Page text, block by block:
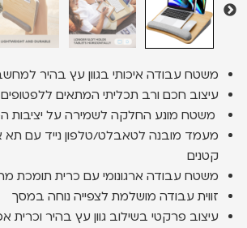
משטח עבודה איכותי בגוון עץ בהיר
עיצוב חכם ורב תכליתי המתאים ללפטופים עד 15.6
משטח מונע החלקה לשמירה על יציבות
מעמד מובנה לטאבלט/טלפון נייד עם תא
קטנים
משטח עבודה ארגונומי עם כרית תומכת
זווית עבודה מושלמת לצפייה נוחה במסך
עיצוב פרקטי בשילוב גוון עץ בהיר וכרית